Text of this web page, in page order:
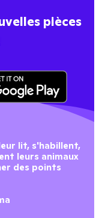
pièces
lit, s'habillent,
leurs animaux
des points